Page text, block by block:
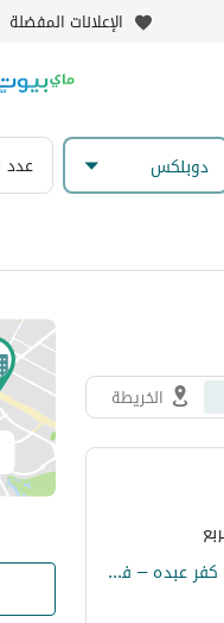
الإعلانات المفضلة
دوبلكس
الخريطة
دوبليكس مش بيت… ده مستوى حياة في قلب كفر عبده – فوق المدينة وفوق العادي مش كل يوم تلاقي دوبليكس بالمواصفات دي الدور العاشر والحادي عشر… مساحة 345 متر من الفخامة والراحة.